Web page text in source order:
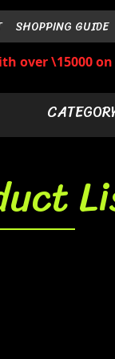
SHOPPING GUIDE
over \15000 on